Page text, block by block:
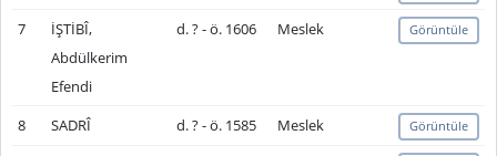
7
İŞTİBÎ,
Abdülkerim
Efendi
d. ? - ö. 1606 Meslek Görüntüle
8 SADRÎ d. ? - ö. 1585 Meslek Görüntüle